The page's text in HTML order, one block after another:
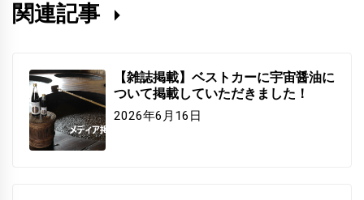
関連記事
【雑誌掲載】ベストカーに宇宙醤油に
ついて掲載していただきました！
2026年6月16日